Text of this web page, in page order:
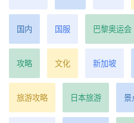
国内 国服 巴黎奥运会
攻略 文化 新加坡
旅游攻略 日本旅游 景